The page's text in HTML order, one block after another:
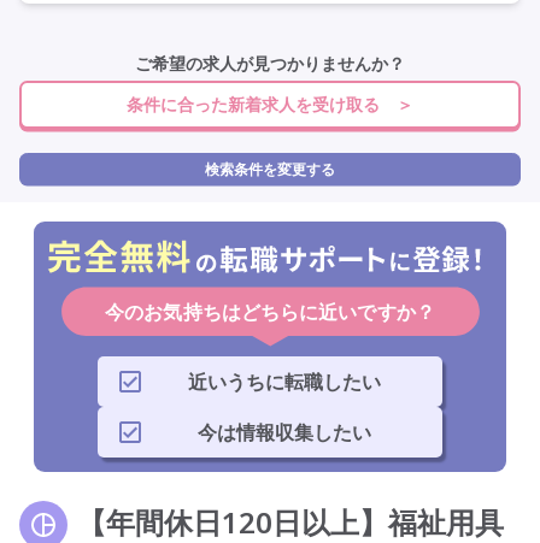
ご希望の求人が見つかりませんか？
条件に合った新着求人を受け取る ＞
検索条件を変更する
今のお気持ちはどちらに近いですか？
近いうちに転職したい
今は情報収集したい
【年間休日120日以上】福祉用具